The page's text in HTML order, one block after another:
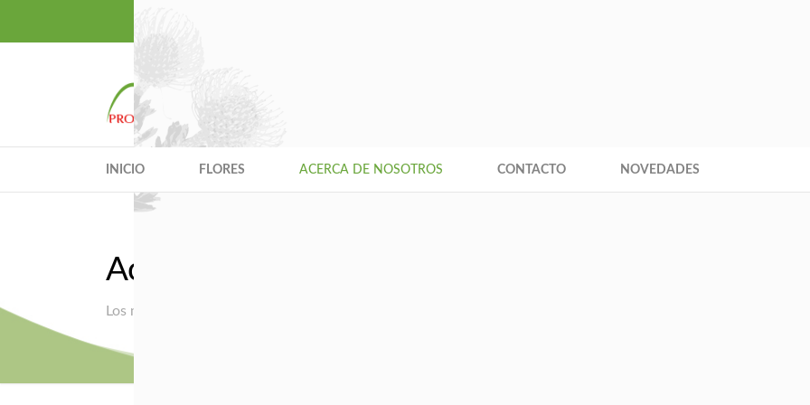
INICIO FLORES ACERCA DE NOSOTROS CONTACTO NOVEDADES
Acerca de nosotros
Los mejores productores del mundo de Proteas, Leucadendron y Leucospermum.